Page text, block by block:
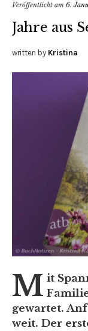
Veröffentlicht am 6.
Jahre aus
written by Kristina
M it
gewartet.
weit. Der